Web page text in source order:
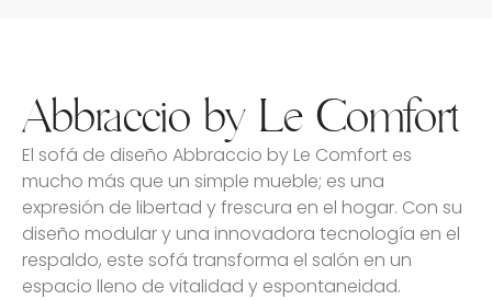
Abbraccio by Le Comfort
El sofá de diseño Abbraccio by Le Comfort es
mucho más que un simple mueble; es una
expresión de libertad y frescura en el hogar. Con su
diseño modular y una innovadora tecnología en el
respaldo, este sofá transforma el salón en un
espacio lleno de vitalidad y espontaneidad.